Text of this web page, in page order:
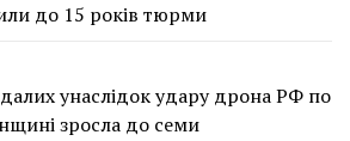
до 15 років тюрми
унаслідок удару дрона РФ по
зросла до семи